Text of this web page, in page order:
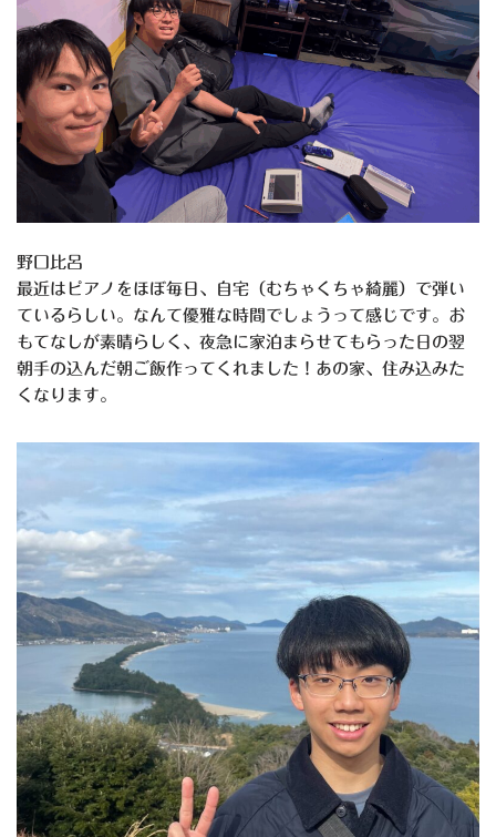
野口比呂
最近はピアノをほぼ毎日、自宅（むちゃくちゃ綺麗）で弾い
ているらしい。なんて優雅な時間でしょうって感じです。お
もてなしが素晴らしく、夜急に家泊まらせてもらった日の翌
朝手の込んだ朝ご飯作ってくれました！あの家、住み込みた
くなります。